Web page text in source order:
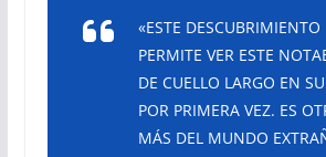
«ESTE DESCUBRIMIENTO
PERMITE VER ESTE
DE CUELLO LARGO EN
POR PRIMERA VEZ. ES
MÁS DEL MUNDO